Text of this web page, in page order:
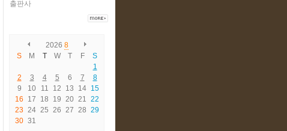
출판사
2026 8
S
M T W T F
S
1
2
3 4 5 6 7
8
9
10 11 12 13 14 15
16
17 18 19 20 21 22
23 24 25 26 27 28 29
30 31